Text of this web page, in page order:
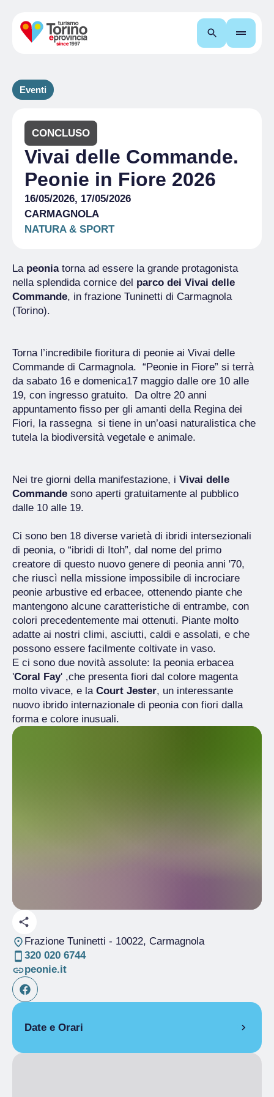
Cerca
Eventi
CONCLUSO
Vivai delle Commande.
Peonie in Fiore 2026
16/05/2026, 17/05/2026
CARMAGNOLA
NATURA & SPORT
La peonia torna ad essere la grande protagonista
nella splendida cornice del parco dei Vivai delle
Commande, in frazione Tuninetti di Carmagnola
(Torino).
Torna l’incredibile fioritura di peonie ai Vivai delle
Commande di Carmagnola. “Peonie in Fiore” si terrà
da sabato 16 e domenica17 maggio dalle ore 10 alle
19, con ingresso gratuito. Da oltre 20 anni
appuntamento fisso per gli amanti della Regina dei
Fiori, la rassegna si tiene in un’oasi naturalistica che
tutela la biodiversità vegetale e animale.
Nei tre giorni della manifestazione, i Vivai delle
Commande sono aperti gratuitamente al pubblico
dalle 10 alle 19.
Ci sono ben 18 diverse varietà di ibridi intersezionali
di peonia, o “ibridi di Itoh”, dal nome del primo
creatore di questo nuovo genere di peonia anni '70,
che riuscì nella missione impossibile di incrociare
peonie arbustive ed erbacee, ottenendo piante che
mantengono alcune caratteristiche di entrambe, con
colori precedentemente mai ottenuti. Piante molto
adatte ai nostri climi, asciutti, caldi e assolati, e che
possono essere facilmente coltivate in vaso.
E ci sono due novità assolute: la peonia erbacea
'Coral Fay' ,che presenta fiori dal colore magenta
molto vivace, e la Court Jester, un interessante
nuovo ibrido internazionale di peonia con fiori dalla
forma e colore inusuali.
Frazione Tuninetti - 10022, Carmagnola
320 020 6744
peonie.it
Date e Orari